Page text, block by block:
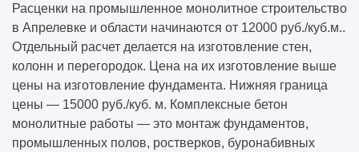
Расценки на промышленное монолитное строительство
в Апрелевке и области начинаются от 12000 руб./куб.м..
Отдельный расчет делается на изготовление стен,
колонн и перегородок. Цена на их изготовление выше
цены на изготовление фундамента. Нижняя граница
цены — 15000 руб./куб. м. Комплексные бетон
монолитные работы — это монтаж фундаментов,
промышленных полов, ростверков, буронабивных